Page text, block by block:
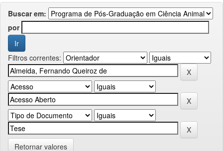
Buscar em:
por
Filtros correntes:
Retornar valores